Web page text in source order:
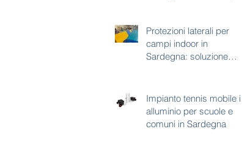
Protezioni laterali per
campi indoor in
Sardegna: soluzione
Impianto tennis mobile in
alluminio per scuole e
comuni in Sardegna